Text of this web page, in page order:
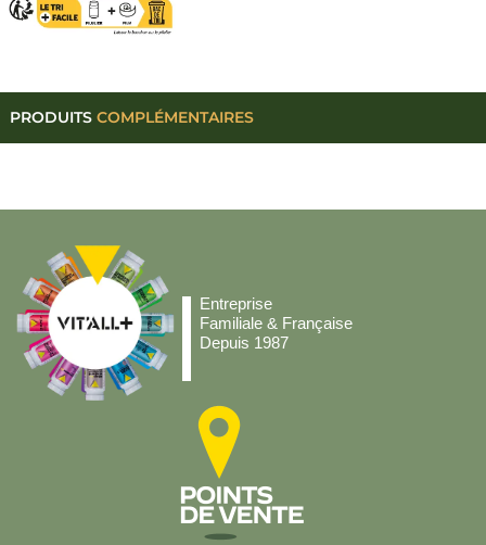
PRODUITS COMPLÉMENTAIRES
Entreprise
Familiale & Française
Depuis 1987